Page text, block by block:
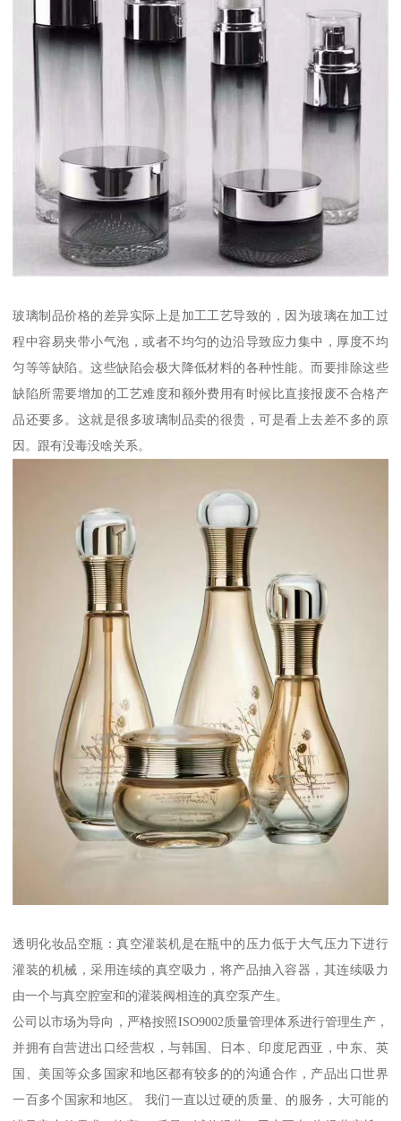
玻璃制品价格的差异实际上是加工工艺导致的，因为玻璃在加工过
程中容易夹带小气泡，或者不均匀的边沿导致应力集中，厚度不均
匀等等缺陷。这些缺陷会极大降低材料的各种性能。而要排除这些
缺陷所需要增加的工艺难度和额外费用有时候比直接报废不合格产
品还要多。这就是很多玻璃制品卖的很贵，可是看上去差不多的原
因。跟有没毒没啥关系。
透明化妆品空瓶：真空灌装机是在瓶中的压力低于大气压力下进行
灌装的机械，采用连续的真空吸力，将产品抽入容器，其连续吸力
由一个与真空腔室和的灌装阀相连的真空泵产生。
公司以市场为导向，严格按照ISO9002质量管理体系进行管理生产，
并拥有自营进出口经营权，与韩国、日本、印度尼西亚，中东、英
国、美国等众多国家和地区都有较多的的沟通合作，产品出口世界
一百多个国家和地区。 我们一直以过硬的质量、的服务，大可能的